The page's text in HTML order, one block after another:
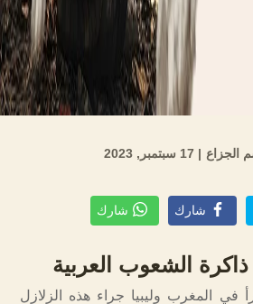
الجزاع | 17 سبتمبر, 2023
شارك شارك
ذاكرة الشعوب العربية
في المغرب وليبيا جراء هذه الزلازل